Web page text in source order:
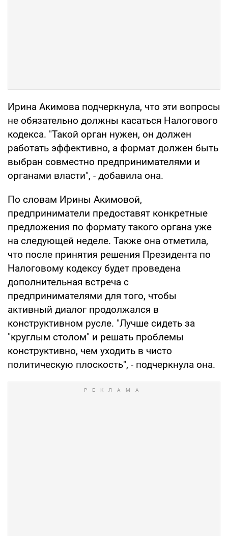
Ирина Акимова подчеркнула, что эти вопросы
не обязательно должны касаться Налогового
кодекса. "Такой орган нужен, он должен
работать эффективно, а формат должен быть
выбран совместно предпринимателями и
органами власти", - добавила она.
По словам Ирины Акимовой,
предприниматели предоставят конкретные
предложения по формату такого органа уже
на следующей неделе. Также она отметила,
что после принятия решения Президента по
Налоговому кодексу будет проведена
дополнительная встреча с
предпринимателями для того, чтобы
активный диалог продолжался в
конструктивном русле. "Лучше сидеть за
"круглым столом" и решать проблемы
конструктивно, чем уходить в чисто
политическую плоскость", - подчеркнула она.